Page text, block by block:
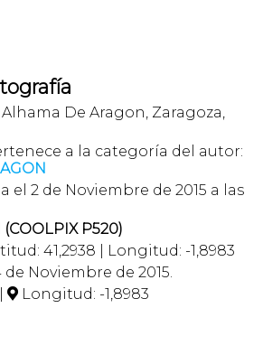
De Aragon, Zaragoza,
a la categoría del autor:
el 2 de Noviembre de 2015 a las
(COOLPIX P520)
41,2938 | Longitud: -1,8983
Noviembre de 2015.
 Longitud: -1,8983